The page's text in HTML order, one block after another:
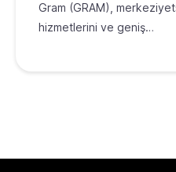
Gram (GRAM),
hizmetlerini ve geniş…